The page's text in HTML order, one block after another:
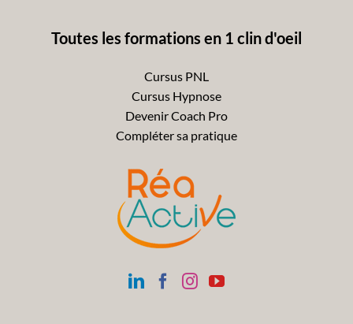
Toutes les formations en 1 clin d'oeil
Cursus PNL
Cursus Hypnose
Devenir Coach Pro
Compléter sa pratique